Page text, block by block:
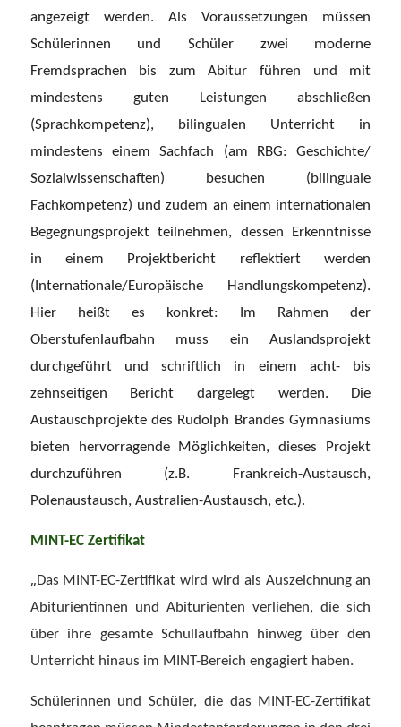
angezeigt werden. Als Voraussetzungen müssen
Schülerinnen und Schüler zwei moderne
Fremdsprachen bis zum Abitur führen und mit
mindestens guten Leistungen abschließen
(Sprachkompetenz), bilingualen Unterricht in
mindestens einem Sachfach (am RBG: Geschichte/
Sozialwissenschaften) besuchen (bilinguale
Fachkompetenz) und zudem an einem internationalen
Begegnungsprojekt teilnehmen, dessen Erkenntnisse
in einem Projektbericht reflektiert werden
( Internationale/Europäische Handlungskompetenz).
Hier heißt es konkret: Im Rahmen der
Oberstufenlaufbahn muss ein Auslandsprojekt
durchgeführt und schriftlich in einem acht- bis
zehnseitigen Bericht dargelegt werden. Die
Austauschprojekte des Rudolph Brandes Gymnasiums
bieten hervorragende Möglichkeiten, dieses Projekt
durchzuführen (z.B. Frankreich-Austausch,
Polenaustausch, Australien-Austausch, etc.).
MINT-EC Zertifikat
„Das MINT-EC-Zertifikat wird wird als Auszeichnung an
Abiturientinnen und Abiturienten verliehen, die sich
über ihre gesamte Schullaufbahn hinweg über den
Unterricht hinaus im MINT-Bereich engagiert haben.
Schülerinnen und Schüler, die das MINT-EC-Zertifikat